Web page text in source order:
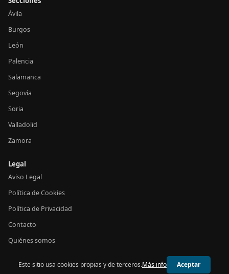
Ávila
Burgos
León
Palencia
Salamanca
Segovia
Soria
Valladolid
Zamora
Legal
Aviso Legal
Política de Cookies
Política de Privacidad
Contacto
Quiénes somos
© 2026 24h Castilla y León
Este sitio usa cookies propias y de terceros.Más info Aceptar